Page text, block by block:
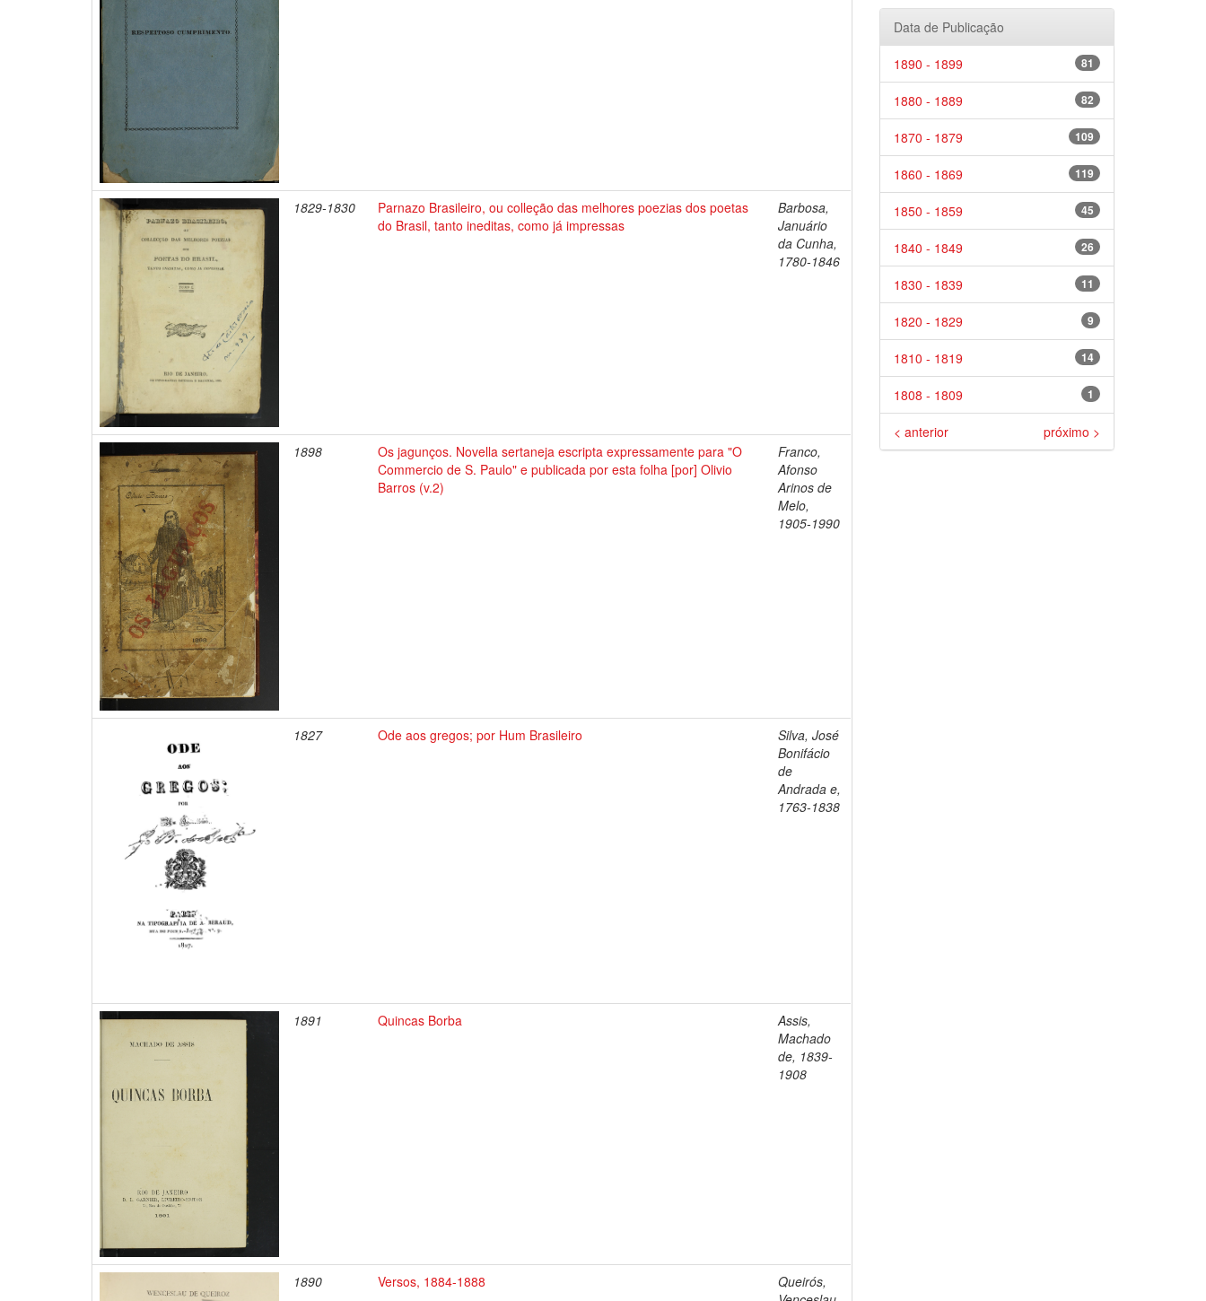
1829-1830
Parnazo Brasileiro, ou colleção das melhores poezias dos poetas
do Brasil, tanto ineditas, como já impressas
Barbosa,
Januário
da Cunha,
1780-1846
1898
Os jagunços. Novella sertaneja escripta expressamente para "O
Commercio de S. Paulo" e publicada por esta folha [por] Olivio
Barros (v.2)
Franco,
Afonso
Arinos de
Melo,
1905-1990
1827 Ode aos gregos; por Hum Brasileiro
Silva, José
Bonifácio
de
Andrada e,
1763-1838
1891 Quincas Borba
Assis,
Machado
de, 1839-
1908
1890 Versos, 1884-1888
Queirós,
Data de Publicação
81
1890 - 1899
82
1880 - 1889
109
1870 - 1879
119
1860 - 1869
45
1850 - 1859
26
1840 - 1849
11
1830 - 1839
9
1820 - 1829
14
1810 - 1819
1
1808 - 1809
< anterior próximo >